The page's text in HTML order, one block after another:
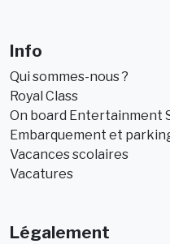
Info
Qui sommes-nous ?
Royal Class
On board Entertainment
Embarquement et
Vacances scolaires
Vacatures
Légalement